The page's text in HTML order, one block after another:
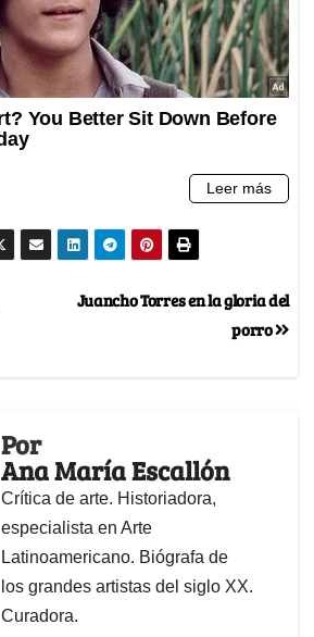
Juancho Torres en la gloria del
porro
Por
Ana María Escallón
Crítica de arte. Historiadora,
especialista en Arte
Latinoamericano. Biógrafa de
los grandes artistas del siglo XX.
Curadora.